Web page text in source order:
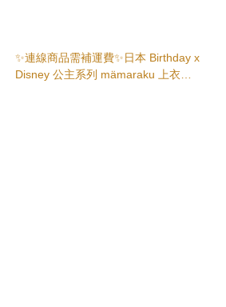
✨連線商品需補運費✨日本 Birthday x
Disney 公主系列 mämaraku 上衣及